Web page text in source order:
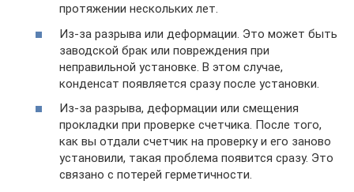
протяжении нескольких лет.
Из-за разрыва или деформации. Это может быть
заводской брак или повреждения при
неправильной установке. В этом случае,
конденсат появляется сразу после установки.
Из-за разрыва, деформации или смещения
прокладки при проверке счетчика. После того,
как вы отдали счетчик на проверку и его заново
установили, такая проблема появится сразу. Это
связано с потерей герметичности.